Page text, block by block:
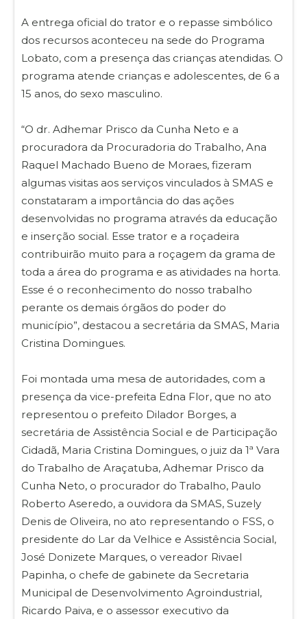
A entrega oficial do trator e o repasse simbólico
dos recursos aconteceu na sede do Programa
Lobato, com a presença das crianças atendidas. O
programa atende crianças e adolescentes, de 6 a
15 anos, do sexo masculino.
“O dr. Adhemar Prisco da Cunha Neto e a
procuradora da Procuradoria do Trabalho, Ana
Raquel Machado Bueno de Moraes, fizeram
algumas visitas aos serviços vinculados à SMAS e
constataram a importância do das ações
desenvolvidas no programa através da educação
e inserção social. Esse trator e a roçadeira
contribuirão muito para a roçagem da grama de
toda a área do programa e as atividades na horta.
Esse é o reconhecimento do nosso trabalho
perante os demais órgãos do poder do
município”, destacou a secretária da SMAS, Maria
Cristina Domingues.
Foi montada uma mesa de autoridades, com a
presença da vice-prefeita Edna Flor, que no ato
representou o prefeito Dilador Borges, a
secretária de Assistência Social e de Participação
Cidadã, Maria Cristina Domingues, o juiz da 1ª Vara
do Trabalho de Araçatuba, Adhemar Prisco da
Cunha Neto, o procurador do Trabalho, Paulo
Roberto Aseredo, a ouvidora da SMAS, Suzely
Denis de Oliveira, no ato representando o FSS, o
presidente do Lar da Velhice e Assistência Social,
José Donizete Marques, o vereador Rivael
Papinha, o chefe de gabinete da Secretaria
Municipal de Desenvolvimento Agroindustrial,
Ricardo Paiva, e o assessor executivo da